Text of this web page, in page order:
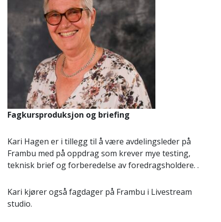
Fagkursproduksjon og briefing
Kari Hagen er i tillegg til å være avdelingsleder på
Frambu med på oppdrag som krever mye testing,
teknisk brief og forberedelse av foredragsholdere. .
Kari kjører også fagdager på Frambu i Livestream
studio.